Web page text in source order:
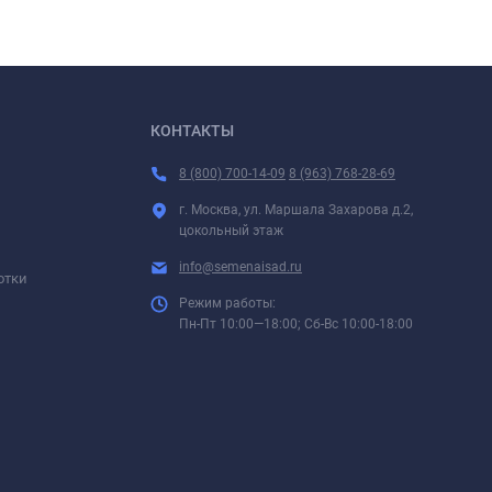
КОНТАКТЫ
8 (800) 700-14-09 8 (963) 768-28-69
г. Москва, ул. Маршала Захарова д.2,
цокольный этаж
info@semenaisad.ru
Режим работы:
Пн-Пт 10:00—18:00; Сб-Вс 10:00-18:00